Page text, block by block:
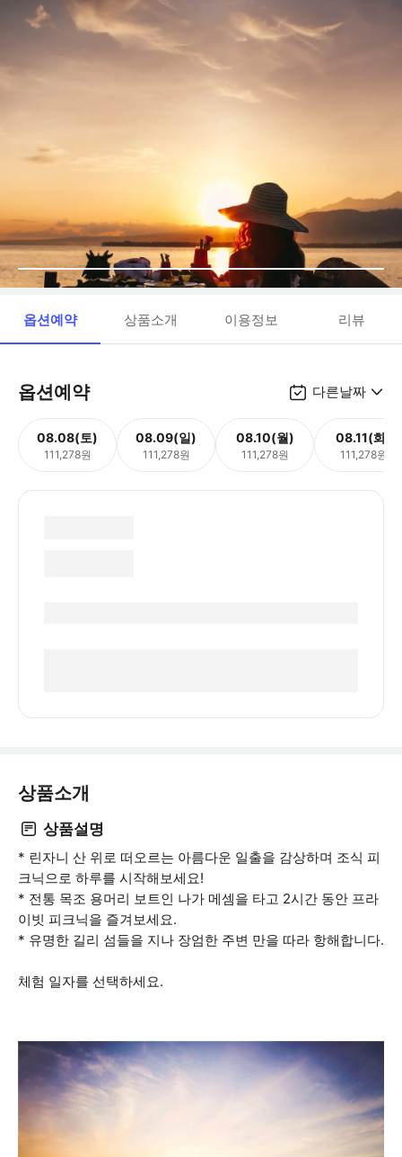
옵션예약 상품소개 이용정보 리뷰
옵션예약 다른날짜
08.08(토)
111,278원
08.09(일)
111,278원
08.10(월)
111,278원
08.11(화)
111,278원
상품소개
상품설명
* 린자니 산 위로 떠오르는 아름다운 일출을 감상하며 조식 피
크닉으로 하루를 시작해보세요!
* 전통 목조 용머리 보트인 나가 메셈을 타고 2시간 동안 프라
이빗 피크닉을 즐겨보세요.
* 유명한 길리 섬들을 지나 장엄한 주변 만을 따라 항해합니다.
체험 일자를 선택하세요.